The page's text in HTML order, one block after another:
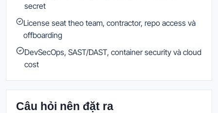
secret
License seat theo team, contractor, repo access và
offboarding
DevSecOps, SAST/DAST, container security và cloud
cost
Câu hỏi nên đặt ra